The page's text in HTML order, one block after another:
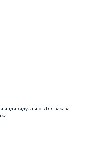
индивидуально. Для заказа